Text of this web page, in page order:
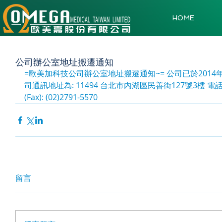
HOME
公司辦公室地址搬遷通知
=歐美加科技公司辦公室地址搬遷通知~= 公司已於2014
司通訊地址為: 11494 台北市內湖區民善街127號3樓 電
(Fax): (02)2791-5570
留言